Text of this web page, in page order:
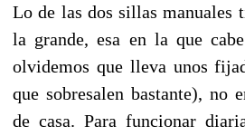
Lo de las dos sillas manuales
la grande, esa en la que
olvidemos que lleva unos
que sobresalen bastante), no
de casa. Para funcionar